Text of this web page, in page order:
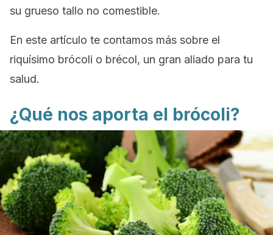
su grueso tallo no comestible.
En este artículo te contamos más sobre el
riquísimo brócoli o brécol, un gran aliado para tu
salud.
¿Qué nos aporta el brócoli?